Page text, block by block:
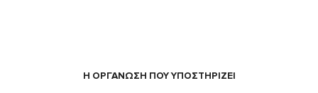
Η ΟΡΓΆΝΩΣΗ ΠΟΥ ΥΠΟΣΤΗΡΙΖΕΙ